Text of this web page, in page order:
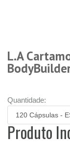
L.A
Quantidade:
Produto